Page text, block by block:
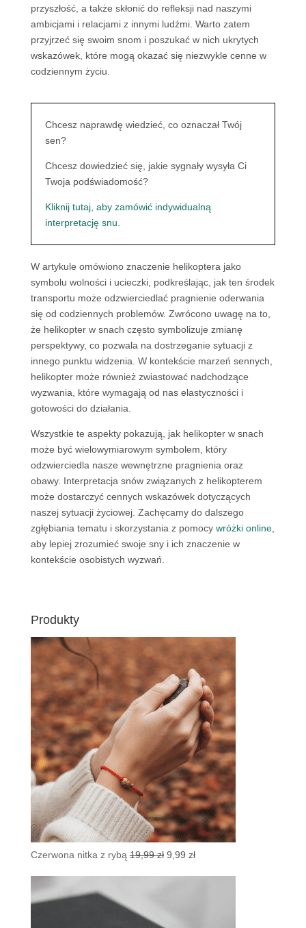
przyszłość, a także skłonić do refleksji nad naszymi
ambicjami i relacjami z innymi ludźmi. Warto zatem
przyjrzeć się swoim snom i poszukać w nich ukrytych
wskazówek, które mogą okazać się niezwykle cenne w
codziennym życiu.
Chcesz naprawdę wiedzieć, co oznaczał Twój
sen?
Chcesz dowiedzieć się, jakie sygnały wysyła Ci
Twoja podświadomość?
Kliknij tutaj, aby zamówić indywidualną
interpretację snu.
W artykule omówiono znaczenie helikoptera jako
symbolu wolności i ucieczki, podkreślając, jak ten środek
transportu może odzwierciedlać pragnienie oderwania
się od codziennych problemów. Zwrócono uwagę na to,
że helikopter w snach często symbolizuje zmianę
perspektywy, co pozwala na dostrzeganie sytuacji z
innego punktu widzenia. W kontekście marzeń sennych,
helikopter może również zwiastować nadchodzące
wyzwania, które wymagają od nas elastyczności i
gotowości do działania.
Wszystkie te aspekty pokazują, jak helikopter w snach
może być wielowymiarowym symbolem, który
odzwierciedla nasze wewnętrzne pragnienia oraz
obawy. Interpretacja snów związanych z helikopterem
może dostarczyć cennych wskazówek dotyczących
naszej sytuacji życiowej. Zachęcamy do dalszego
zgłębiania tematu i skorzystania z pomocy wróżki online,
aby lepiej zrozumieć swoje sny i ich znaczenie w
kontekście osobistych wyzwań.
Produkty
Czerwona nitka z rybą 19,99zł Pierwotna
9,99 złAktualna